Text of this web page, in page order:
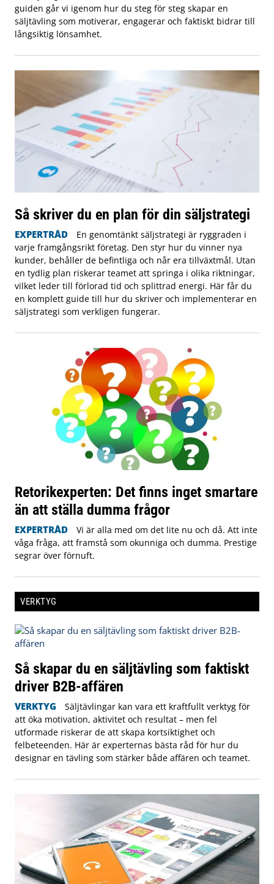
guiden går vi igenom hur du steg för steg skapar en
säljtävling som motiverar, engagerar och faktiskt bidrar till
långsiktig lönsamhet.
Så skriver du en plan för din säljstrategi
EXPERTRÅD
En genomtänkt säljstrategi är ryggraden i
varje framgångsrikt företag. Den styr hur du vinner nya
kunder, behåller de befintliga och når era tillväxtmål. Utan
en tydlig plan riskerar teamet att springa i olika riktningar,
vilket leder till förlorad tid och splittrad energi. Här får du
en komplett guide till hur du skriver och implementerar en
säljstrategi som verkligen fungerar.
Retorikexperten: Det finns inget smartare
än att ställa dumma frågor
EXPERTRÅD
Vi är alla med om det lite nu och då. Att inte
våga fråga, att framstå som okunniga och dumma. Prestige
segrar över förnuft.
VERKTYG
Så skapar du en säljtävling som faktiskt
driver B2B-affären
VERKTYG
Säljtävlingar kan vara ett kraftfullt verktyg för
att öka motivation, aktivitet och resultat – men fel
utformade riskerar de att skapa kortsiktighet och
felbeteenden. Här är experternas bästa råd för hur du
designar en tävling som stärker både affären och teamet.